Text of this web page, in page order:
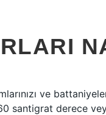
ve
santigrat derece